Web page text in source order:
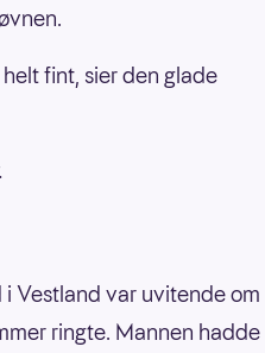
fint, sier den glade
Vestland var uvitende om
ringte. Mannen hadde